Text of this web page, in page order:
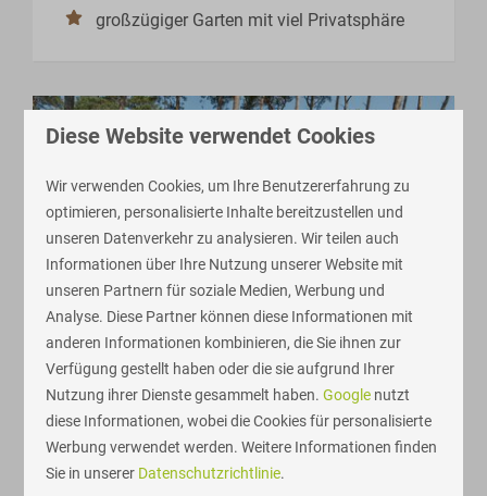
großzügiger Garten mit viel Privatsphäre
424 €
3 Nächte
2 Personen
Terrasse Chalet - 4 Personen
Overijssel, Markelo
4
2 1
Einige
Gemütliche Einrichtung
Diese Website verwendet Cookies
Wir verwenden Cookies, um Ihre Benutzererfahrung zu
optimieren, personalisierte Inhalte bereitzustellen und
unseren Datenverkehr zu analysieren. Wir teilen auch
Informationen über Ihre Nutzung unserer Website mit
unseren Partnern für soziale Medien, Werbung und
Analyse. Diese Partner können diese Informationen mit
anderen Informationen kombinieren, die Sie ihnen zur
Verfügung gestellt haben oder die sie aufgrund Ihrer
Nutzung ihrer Dienste gesammelt haben.Google nutzt
diese Informationen, wobei die Cookies für personalisierte
Werbung verwendet werden. Weitere Informationen finden
Sie in unserer Datenschutzrichtlinie.